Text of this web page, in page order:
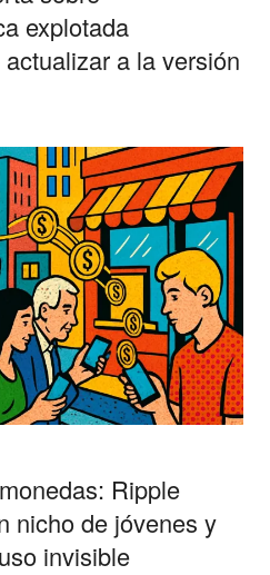
explotada
a la versión
Ripple
nicho de jóvenes y
invisible